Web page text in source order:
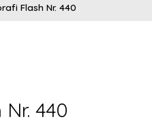
Flash Nr. 440
440